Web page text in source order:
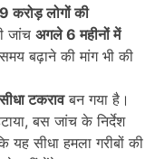
करोड़ लोगों की
जांच अगले 6महीनों में
बढ़ाने की मांग भी की
टकरावबन गया है।
बस जांच के निर्देश
सीधा हमला गरीबों की